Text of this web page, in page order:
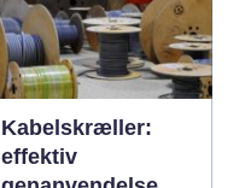
Kabelskræller:
effektiv